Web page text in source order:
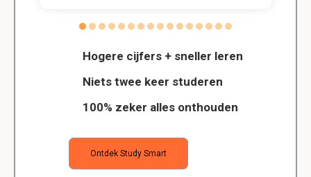
Hogere cijfers + sneller leren
Niets twee keer studeren
100% zeker alles onthouden
Ontdek Study Smart